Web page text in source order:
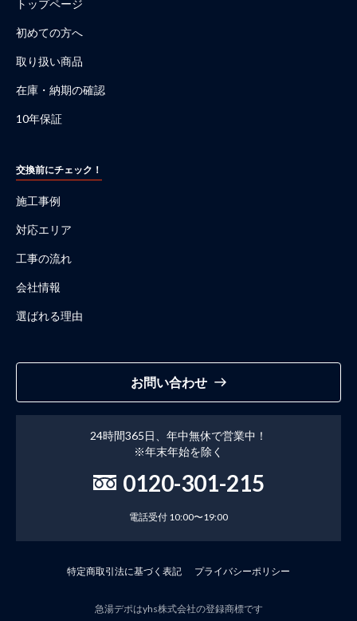
トップページ
初めての方へ
取り扱い商品
在庫・納期の確認
10年保証
交換前にチェック！
施工事例
対応エリア
工事の流れ
会社情報
選ばれる理由
お問い合わせ
24時間365日、年中無休で営業中！
※年末年始を除く
0120-301-215
電話受付 10:00〜19:00
特定商取引法に基づく表記 プライバシーポリシー
急湯デポはyhs株式会社の登録商標です